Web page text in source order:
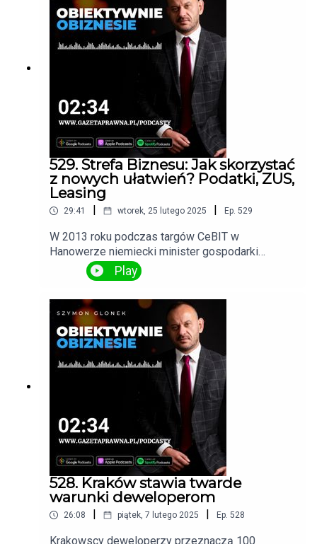
dynamicznie rozwijających się rejonów miasta.
529. Strefa Biznesu: Jak skorzystać
z nowych ułatwień? Podatki, ZUS,
Leasing
29:41 | wtorek, 25 lutego 2025 | Ep. 529
W 2013 roku podczas targów CeBIT w
Hanowerze niemiecki minister gospodarki
zwrócił się do polskiego wicepremiera ze
słowami: "Nie chwalcie się tym, że w Polsce
można założyć firmę w jednym okienku, bo u nas
trwa to dwa tygodnie". Wtedy Polska wyprzedziła
zachodnie kraje w procesach dotyczących
zakładania jednoosobowych działalności
gospodarczych. Jak jednak wygląda sytuacja
dzisiaj, po 11 latach?
Play
528. Kraków stawia twarde
warunki deweloperom
26:08 piątek, 7 lutego 2025 Ep. 528
Krakowscy deweloperzy przeznaczą 100